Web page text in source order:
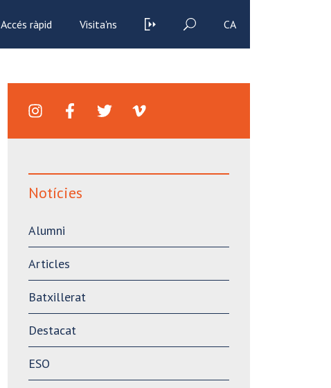
Accés ràpid Visita'ns CA
Notícies
Alumni
Articles
Batxillerat
Destacat
ESO